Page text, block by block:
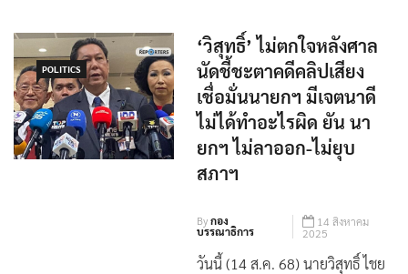
POLITICS
‘วิสุทธิ์’ ไม่ตกใจหลังศาล
นัดชี้ชะตาคดีคลิปเสียง
เชื่อมั่นนายกฯ มีเจตนาดี
ไม่ได้ทำอะไรผิด ยัน นา
ยกฯ ไม่ลาออก-ไม่ยุบ
สภาฯ
Byกอง
บรรณาธิการ
14 สิงหาคม
2025
วันนี้ (14 ส.ค. 68) นายวิสุทธิ์ ไชย